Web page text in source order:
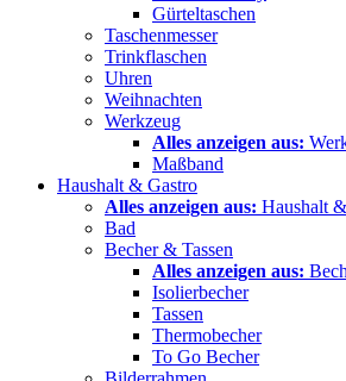
Gürteltaschen
Taschenmesser
Trinkflaschen
Uhren
Weihnachten
Werkzeug
Alles anzeigen aus:
Maßband
Haushalt & Gastro
Alles anzeigen aus: Haushalt
Bad
Becher & Tassen
Alles anzeigen aus:
Isolierbecher
Tassen
Thermobecher
To Go Becher